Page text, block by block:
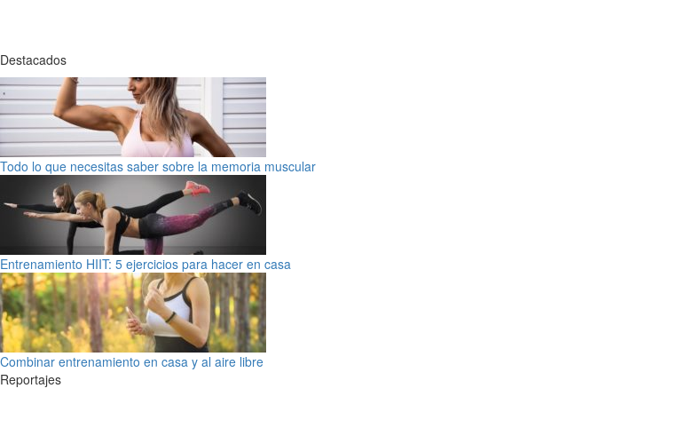
Destacados
Todo lo que necesitas saber sobre la memoria muscular
Entrenamiento HIIT: 5 ejercicios para hacer en casa
Combinar entrenamiento en casa y al aire libre
Reportajes